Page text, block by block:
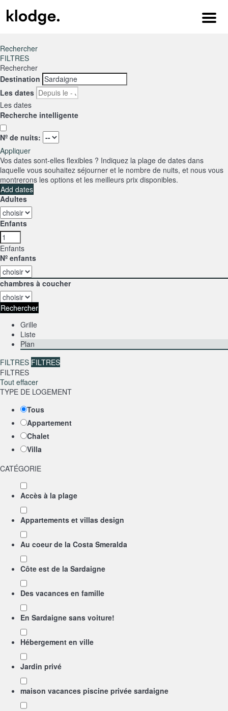
Menu
Rechercher
FILTRES
Rechercher
Destination
Les dates
Les dates
Recherche intelligente
Nº de nuits:
Appliquer
Vos dates sont-elles flexibles ? Indiquez la plage de dates dans
laquelle vous souhaitez séjourner et le nombre de nuits, et nous vous
montrerons les options et les meilleurs prix disponibles.
Add dates
Adultes
Enfants
Enfants
Nº enfants
chambres à coucher
Rechercher
Grille
Liste
Plan
FILTRES FILTRES
FILTRES
Tout effacer
TYPE DE LOGEMENT
Tous
Appartement
Chalet
Villa
CATÉGORIE
Accès à la plage
Appartements et villas design
Au coeur de la Costa Smeralda
Côte est de la Sardaigne
Des vacances en famille
En Sardaigne sans voiture!
Hébergement en ville
Jardin privé
maison vacances piscine privée sardaigne